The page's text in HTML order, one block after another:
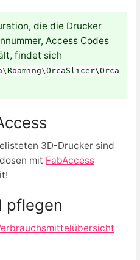
die die Drucker
Access Codes
findet sich
3D-Drucker sind
mit FabAccess
pflegen